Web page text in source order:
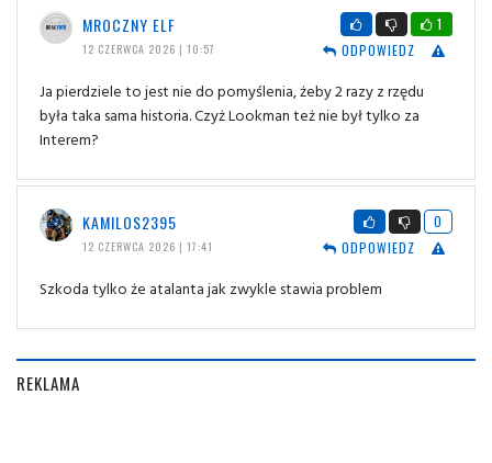
MROCZNY ELF
12 CZERWCA 2026 | 10:57
1
ODPOWIEDZ
Ja pierdziele to jest nie do pomyślenia, żeby 2 razy z rzędu
była taka sama historia. Czyż Lookman też nie był tylko za
Interem?
KAMILOS2395
12 CZERWCA 2026 | 17:41
0
ODPOWIEDZ
Szkoda tylko że atalanta jak zwykle stawia problem
REKLAMA